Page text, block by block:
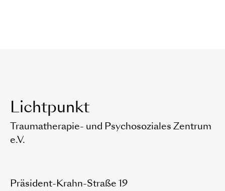
Lichtpunkt
Traumatherapie- und Psychosoziales Zentrum
e.V.
Präsident-Krahn-Straße 19